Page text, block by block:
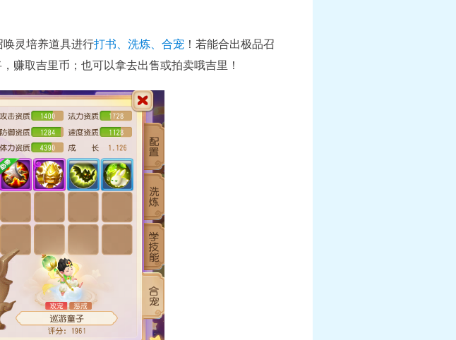
灵培养道具进行打书、洗炼、合宠 ！若能合出极品召
赚取吉里币；也可以拿去出售或拍卖哦吉里！